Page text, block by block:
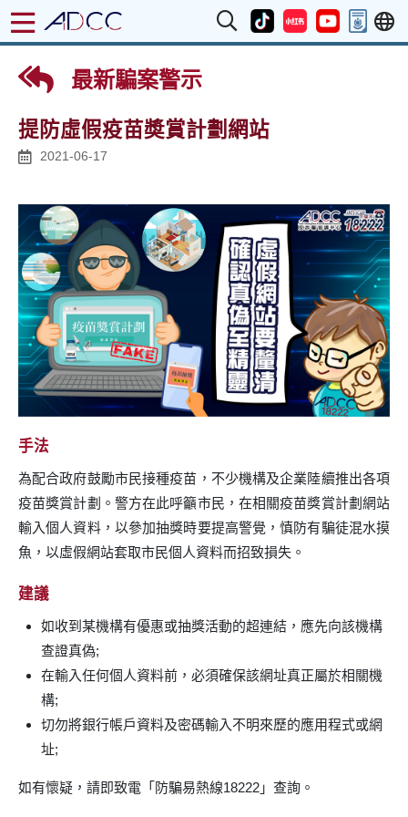
最新騙案警示
提防虛假疫苗奬賞計劃網站
2021-06-17
手法
為配合政府鼓勵市民接種疫苗，不少機構及企業陸續推出各項
疫苗獎賞計劃。警方在此呼籲市民，在相關疫苗獎賞計劃網站
輸入個人資料，以參加抽獎時要提高警覺，慎防有騙徒混水摸
魚，以虛假網站套取市民個人資料而招致損失。
建議
如收到某機構有優惠或抽獎活動的超連結，應先向該機構
查證真偽;
在輸入任何個人資料前，必須確保該網址真正屬於相關機
構;
切勿將銀行帳戶資料及密碼輸入不明來歷的應用程式或網
址;
如有懷疑，請即致電「防騙易熱線18222」查詢。